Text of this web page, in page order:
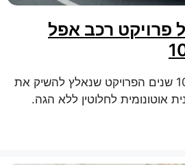
פרויקט רכב אפל
אפל מסתיימת לאחר 10 שנים הפרויקט שנאלץ להשיק את